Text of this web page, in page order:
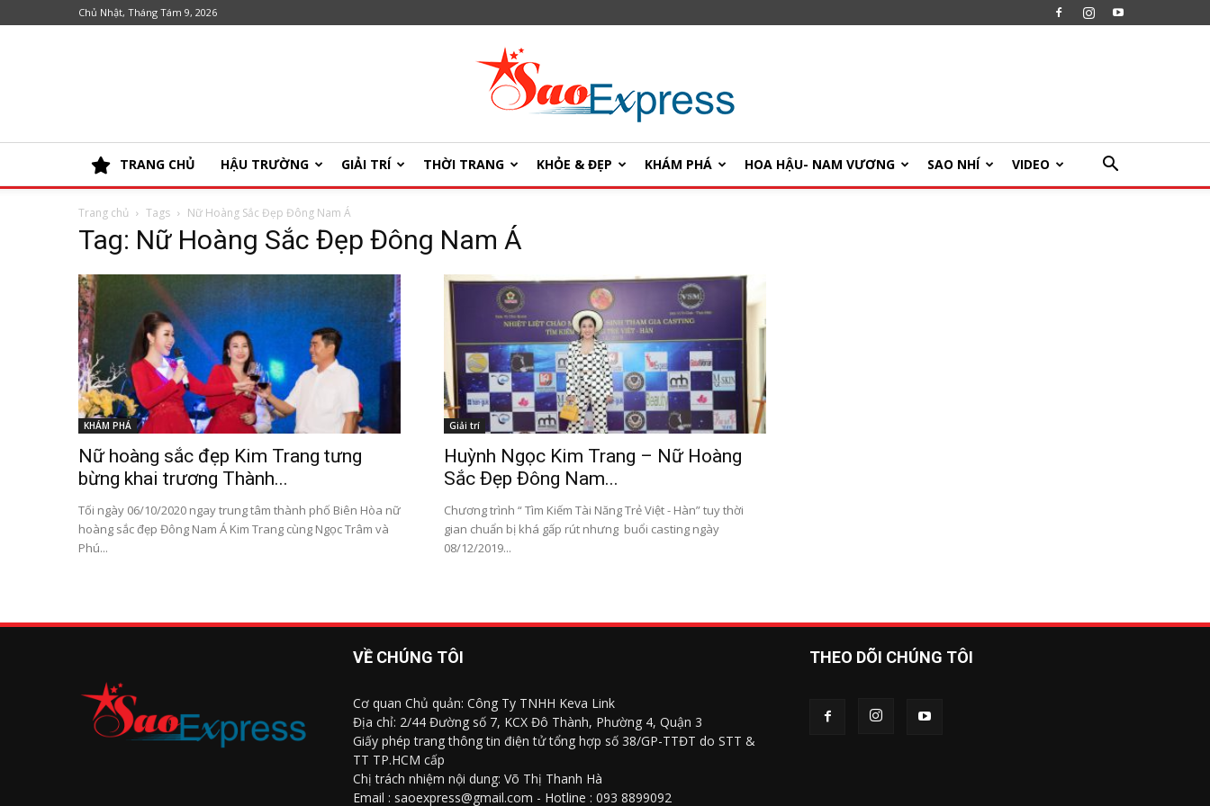
Chủ Nhật, Tháng Tám 9, 2026
SaoExpress
TRANG CHỦ HẬU TRƯỜNG GIẢI TRÍ THỜI TRANG KHỎE & ĐẸP KHÁM PHÁ HOA HẬU- NAM VƯƠNG SAO NHÍ VIDEO
Trang chủ Tags Nữ Hoàng Sắc Đẹp Đông Nam Á
Tag: Nữ Hoàng Sắc Đẹp Đông Nam Á
KHÁM PHÁ
Nữ hoàng sắc đẹp Kim Trang tưng
bừng khai trương Thành...
Tối ngày 06/10/2020 ngay trung tâm thành phố Biên Hòa nữ
hoàng sắc đẹp Đông Nam Á Kim Trang cùng Ngọc Trâm và
Phú...
Giải trí
Huỳnh Ngọc Kim Trang – Nữ Hoàng
Sắc Đẹp Đông Nam...
Chương trình “ Tìm Kiếm Tài Năng Trẻ Việt - Hàn” tuy thời
gian chuẩn bị khá gấp rút nhưng buổi casting ngày
08/12/2019...
VỀ CHÚNG TÔI
Cơ quan Chủ quản: Công Ty TNHH Keva Link
Địa chỉ: 2/44 Đường số 7, KCX Đô Thành, Phường 4, Quận 3
Giấy phép trang thông tin điện tử tổng hợp số 38/GP-TTĐT do STT &
TT TP.HCM cấp
Chị trách nhiệm nội dung: Võ Thị Thanh Hà
Email : saoexpress@gmail.com - Hotline : 093 8899092
THEO DÕI CHÚNG TÔI